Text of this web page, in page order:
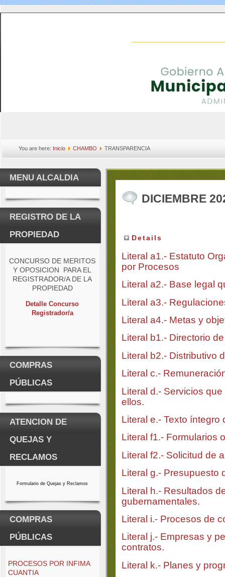
You are here: Inicio CHAMBO TRANSPARENCIA
MENU ALCALDIA
REGISTRO DE LA
PROPIEDAD
CONCURSO DE MERITOS
Y OPOSICION PARA EL
REGISTRADOR/A DE LA
PROPIEDAD
Detalle Concurso
Registrador/a
COMPRAS
PÚBLICAS
ATENCION DE
QUEJAS Y
RECLAMOS
Formulario de Quejas y Reclamos
COMPRAS
PÚBLICAS
PROCESOS POR INFIMA
CUANTIA
DICIEMBRE
Details
Literal a1.- Estatuto
por Procesos
Literal a2.- Base legal
Literal a3.-
Literal a4.- Metas y
Literal b1.- Directorio
Literal b2.- Distributivo
Literal c.-
Literal d.- Servicios
ellos.
Literal e.- Texto
Literal f1.- Formularios
Literal f2.- Solicitud de
Literal g.- Presupuesto
Literal h.- Resultados
gubernamentales.
Literal i.- Procesos de
Literal j.- Empresas y
contratos.
Literal k.- Planes y